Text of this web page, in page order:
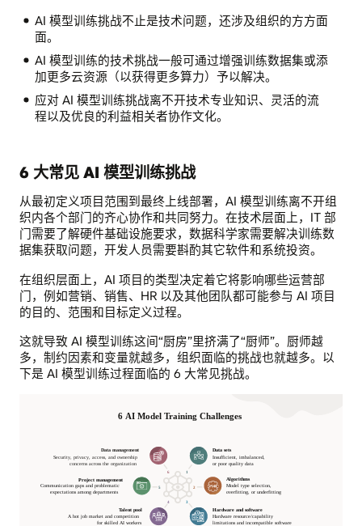
AI 模型训练挑战不止是技术问题，还涉及组织的方方面
面。
AI 模型训练的技术挑战一般可通过增强训练数据集或添
加更多云资源（以获得更多算力）予以解决。
应对 AI 模型训练挑战离不开技术专业知识、灵活的流
程以及优良的利益相关者协作文化。
6 大常见 AI 模型训练挑战
从最初定义项目范围到最终上线部署，AI 模型训练离不开组
织内各个部门的齐心协作和共同努力。在技术层面上，IT 部
门需要了解硬件基础设施要求，数据科学家需要解决训练数
据集获取问题，开发人员需要斟酌其它软件和系统投资。
在组织层面上，AI 项目的类型决定着它将影响哪些运营部
门，例如营销、销售、HR 以及其他团队都可能参与 AI 项目
的目的、范围和目标定义过程。
这就导致 AI 模型训练这间“厨房”里挤满了“厨师”。厨师越
多，制约因素和变量就越多，组织面临的挑战也就越多。以
下是 AI 模型训练过程面临的 6 大常见挑战。